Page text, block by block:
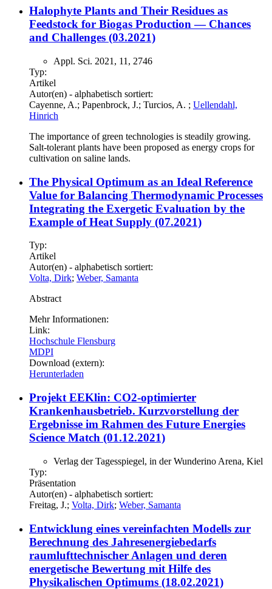
Halophyte Plants and Their Residues as
Feedstock for Biogas Production — Chances
and Challenges (03.2021)
Appl. Sci. 2021, 11, 2746
Typ:
Artikel
Autor(en) - alphabetisch sortiert:
Cayenne, A.; Papenbrock, J.; Turcios, A. ; Uellendahl,
Hinrich
The importance of green technologies is steadily growing.
Salt-tolerant plants have been proposed as energy crops for
cultivation on saline lands.
The Physical Optimum as an Ideal Reference
Value for Balancing Thermodynamic Processes
Integrating the Exergetic Evaluation by the
Example of Heat Supply (07.2021)
Typ:
Artikel
Autor(en) - alphabetisch sortiert:
Volta, Dirk; Weber, Samanta
Abstract
Mehr Informationen:
Link:
Hochschule Flensburg
MDPI
Download (extern):
Herunterladen
Projekt EEKlin: CO2-optimierter
Krankenhausbetrieb. Kurzvorstellung der
Ergebnisse im Rahmen des Future Energies
Science Match (01.12.2021)
Verlag der Tagesspiegel, in der Wunderino Arena, Kiel
Typ:
Präsentation
Autor(en) - alphabetisch sortiert:
Freitag, J.; Volta, Dirk; Weber, Samanta
Entwicklung eines vereinfachten Modells zur
Berechnung des Jahresenergiebedarfs
raumlufttechnischer Anlagen und deren
energetische Bewertung mit Hilfe des
Physikalischen Optimums (18.02.2021)